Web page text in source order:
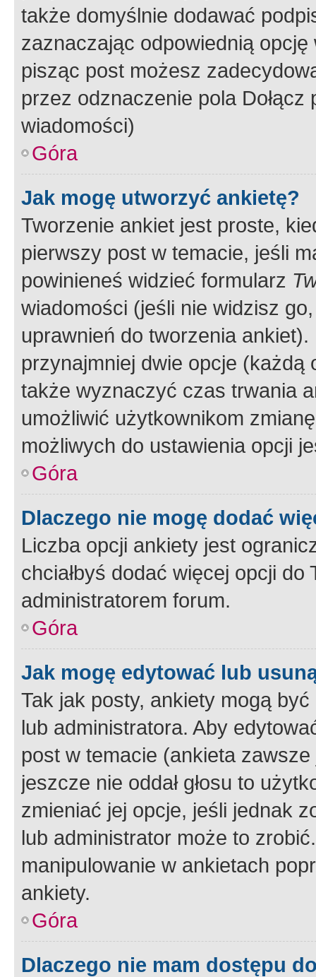
także domyślnie dodawać
zaznaczając odpowiednią
pisząc post możesz
przez odznaczenie pola
wiadomości)
Góra
Jak mogę utworzyć ankietę?
Tworzenie ankiet jest proste,
pierwszy post w temacie, jeśli
powinieneś widzieć formularz
wiadomości (jeśli nie widzisz
uprawnień do tworzenia
przynajmniej dwie opcje
także wyznaczyć czas trwania
umożliwić użytkownikom
możliwych do ustawienia opcji
Góra
Dlaczego nie mogę dodać
Liczba opcji ankiety jest
chciałbyś dodać więcej opcji
administratorem forum.
Góra
Jak mogę edytować lub
Tak jak posty, ankiety mogą
lub administratora. Aby
post w temacie (ankieta
jeszcze nie oddał głosu to
zmieniać jej opcje, jeśli jednak
lub administrator może to
manipulowanie w ankietach
ankiety.
Góra
Dlaczego nie mam dostępu